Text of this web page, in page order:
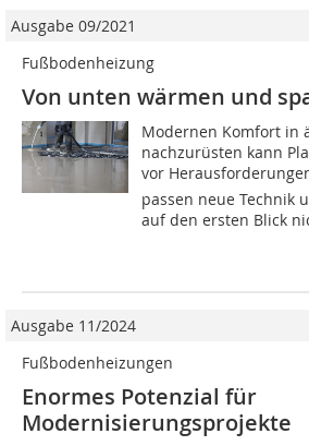
Ausgabe 09/2021
Fußbodenheizung
Von unten wärmen und
Modernen Komfort in
nachzurüsten kann
vor
passen neue Technik
auf den ersten Blick
Ausgabe 11/2024
Fußbodenheizungen
Enormes Potenzial für
Modernisierungsprojekte